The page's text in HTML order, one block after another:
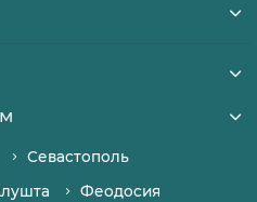
Севастополь
Феодосия